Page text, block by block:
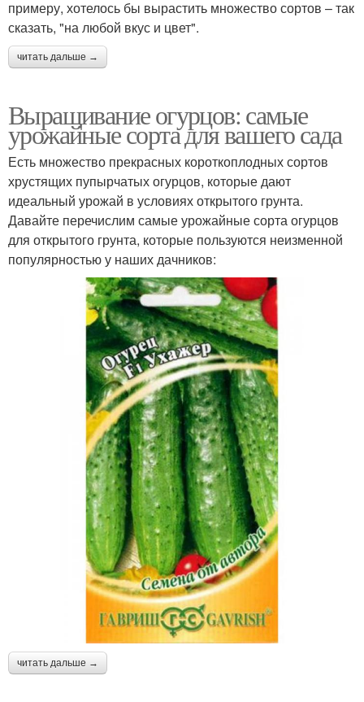
примеру, хотелось бы вырастить множество сортов – так
сказать, "на любой вкус и цвет".
читать дальше →
Выращивание огурцов: самые
урожайные сорта для вашего сада
Есть множество прекрасных короткоплодных сортов
хрустящих пупырчатых огурцов, которые дают
идеальный урожай в условиях открытого грунта.
Давайте перечислим самые урожайные сорта огурцов
для открытого грунта, которые пользуются неизменной
популярностью у наших дачников:
читать дальше →